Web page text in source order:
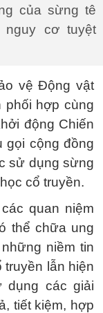
của sừng tê
cơ tuyệt
vệ Động vật
phối hợp cùng
động Chiến
gọi cộng đồng
sử dụng sừng
cổ truyền.
quan niệm
thể chữa ung
niềm tin
truyền lẫn hiện
dụng các giải
tiết kiệm, hợp